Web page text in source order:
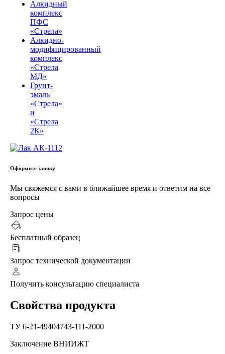
Алкидный
комплекс
ПФС
«Стрела»
Алкидно-
модифицированный
комплекс
«Стрела
МД»
Грунт-
эмаль
«Стрела»
и
«Стрела
2К»
Оформите заявку
Мы свяжемся с вами в ближайшее время и ответим на все
вопросы
Запрос цены
Бесплатный образец
Запрос технической документации
Получить консультацию специалиста
Свойства продукта
ТУ 6-21-49404743-111-2000
Заключение ВНИИЖТ